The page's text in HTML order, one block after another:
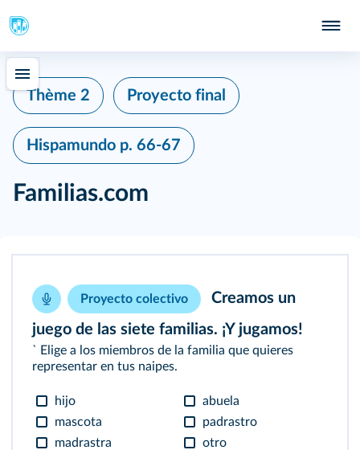
Thème 2 Proyecto final
Hispamundo p. 66-67
Familias.com
Proyecto colectivo
Creamos un
juego de las siete familias. ¡Y jugamos!
` Elige a los miembros de la familia que quieres
representar en tus naipes.
hijo
mascota
madrastra
abuela
padrastro
otro